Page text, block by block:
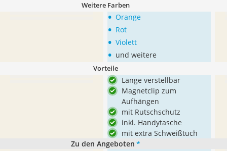
Weitere Farben
• Orange
• Rot
• Violett
• und weitere
Vorteile
Länge verstellbar
Magnetclip zum
Aufhängen
mit Rutschschutz
inkl. Handytasche
mit extra Schweißtuch
Zu den Angeboten *